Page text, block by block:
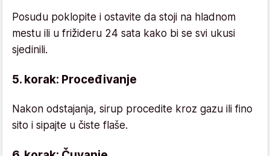
Posudu poklopite i ostavite da stoji na hladnom
mestu ili u frižideru 24 sata kako bi se svi ukusi
sjedinili.
5. korak: Proceđivanje
Nakon odstajanja, sirup procedite kroz gazu ili fino
sito i sipajte u čiste flaše.